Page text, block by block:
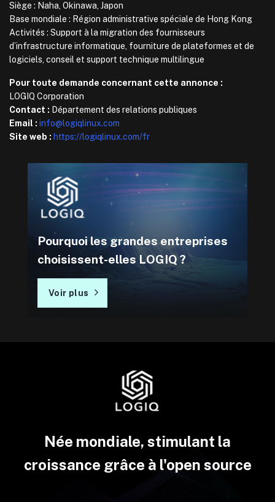
Siège : Naha, Okinawa, Japon
Base mondiale : Région administrative spéciale de Hong Kong
Activités : Support à la migration des fournisseurs
d’infrastructure informatique, fourniture de plateformes et de
logiciels, conseil et support technique multilingue
Pour toute demande concernant cette annonce :
LOGIQ Corporation
Contact : Département des relations publiques
Email : info@logiqlinux.com
Site web : https://logiqlinux.com/fr
Pourquoi les grandes entreprises
choisissent-elles LOGIQ ?
Voir plus
Née mondiale, stimulant la
croissance grâce à l'open source